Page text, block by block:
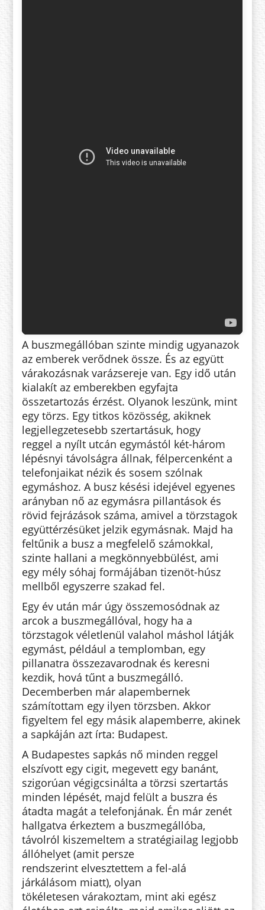
A buszmegállóban szinte mindig ugyanazok
az emberek verődnek össze. És az együtt
várakozásnak varázsereje van. Egy idő után
kialakít az emberekben egyfajta
összetartozás érzést. Olyanok leszünk, mint
egy törzs. Egy titkos közösség, akiknek
legjellegzetesebb szertartásuk, hogy
reggel a nyílt utcán egymástól két-három
lépésnyi távolságra állnak, félpercenként a
telefonjaikat nézik és sosem szólnak
egymáshoz. A busz késési idejével egyenes
arányban nő az egymásra pillantások és
rövid fejrázások száma, amivel a törzstagok
együttérzésüket jelzik egymásnak. Majd ha
feltűnik a busz a megfelelő számokkal,
szinte hallani a megkönnyebbülést, ami
egy mély sóhaj formájában tizenöt-húsz
mellből egyszerre szakad fel.
Egy év után már úgy összemosódnak az
arcok a buszmegállóval, hogy ha a
törzstagok véletlenül valahol máshol látják
egymást, például a templomban, egy
pillanatra összezavarodnak és keresni
kezdik, hová tűnt a buszmegálló.
Decemberben már alapembernek
számítottam egy ilyen törzsben. Akkor
figyeltem fel egy másik alapemberre, akinek
a sapkáján azt írta: Budapest.
A Budapestes sapkás nő minden reggel
elszívott egy cigit, megevett egy banánt,
szigorúan végigcsinálta a törzsi szertartás
minden lépését, majd felült a buszra és
átadta magát a telefonjának. Én már zenét
hallgatva érkeztem a buszmegállóba,
távolról kiszemeltem a stratégiailag legjobb
állóhelyet (amit persze
rendszerint elvesztettem a fel-alá
járkálásom miatt), olyan
tökéletesen várakoztam, mint aki egész